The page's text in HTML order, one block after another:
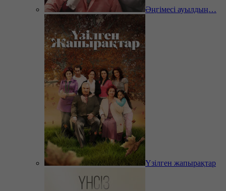
Әңгімесі ауылдың…
Үзілген жапырақтар